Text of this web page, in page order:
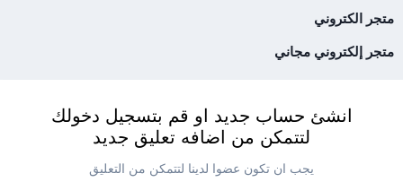
متجر الكتروني
متجر إلكتروني مجاني
انشئ حساب جديد او قم بتسجيل دخولك
لتتمكن من اضافه تعليق جديد
يجب ان تكون عضوا لدينا لتتمكن من التعليق